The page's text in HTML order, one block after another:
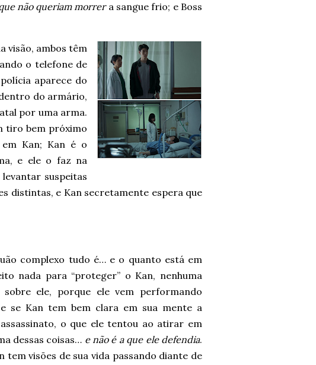
não queriam morrera sangue frio; e Boss
visão, ambos têm
o telefone de
aparece do
do armário,
por uma arma.
tiro bem próximo
Kan; Kan é o
e ele o faz na
suspeitas
distintas, e Kan secretamente espera que
complexo tudo é… e o quanto está em
nada para “proteger” o Kan, nenhuma
ele, porque ele vem performando
se Kan tem bem clara em sua mente a
o que ele tentou ao atirar em
dessas coisas… e não é a que ele defendia.
tem visões de sua vida passando diante de